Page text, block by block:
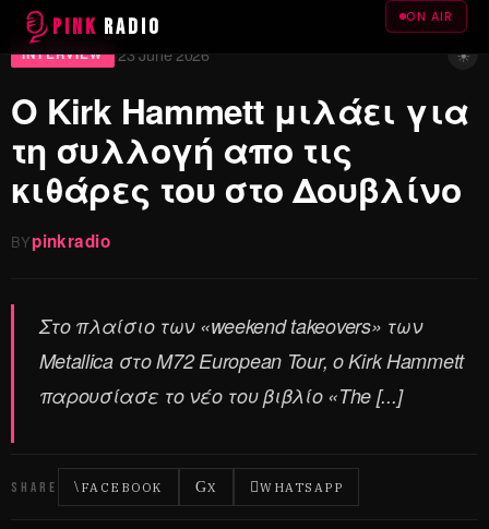
PINK RADIO ON AIR
INTERVIEW ·23 June 2026 ☀
Ο Kirk Hammett μιλάει για
τη συλλογή απο τις
κιθάρες του στο Δουβλίνο
BYpinkradio
Στο πλαίσιο των «weekend takeovers» των
Metallica στο M72 European Tour, ο Kirk Hammett
παρουσίασε το νέο του βιβλίο «The [...]
SHARE FACEBOOK X WHATSAPP